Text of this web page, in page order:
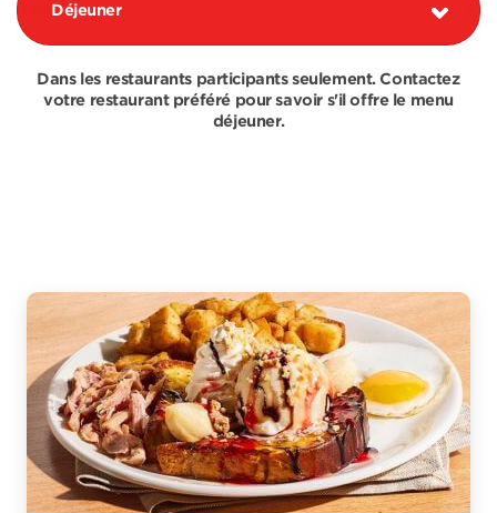
Déjeuner
Dans les restaurants participants seulement. Contactez
votre restaurant préféré pour savoir s'il offre le menu
déjeuner.